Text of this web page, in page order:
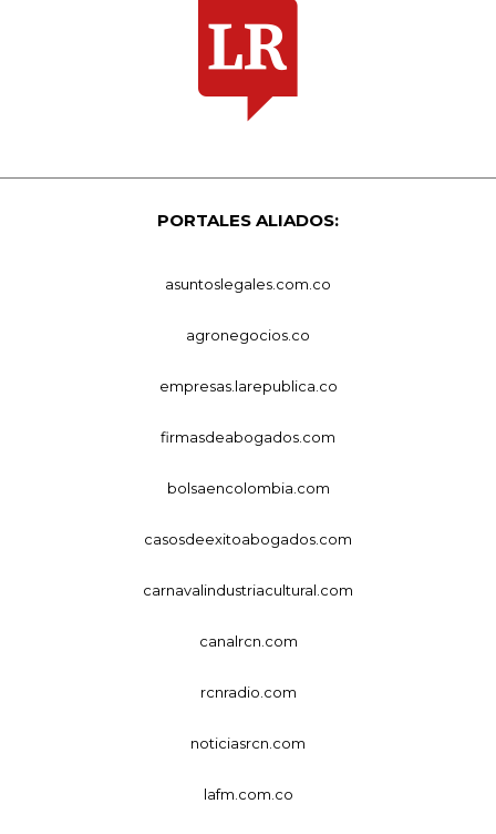
PORTALES ALIADOS:
asuntoslegales.com.co
agronegocios.co
empresas.larepublica.co
firmasdeabogados.com
bolsaencolombia.com
casosdeexitoabogados.com
carnavalindustriacultural.com
canalrcn.com
rcnradio.com
noticiasrcn.com
lafm.com.co